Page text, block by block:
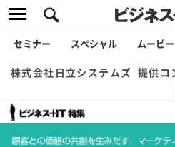
セミナー スペシャル ムービー
株式会社日立システムズ 提供コ